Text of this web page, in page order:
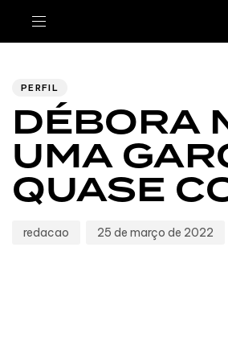
PERFIL
DÉBORA
UMA
QUASE
redacao 25 de março de 2022